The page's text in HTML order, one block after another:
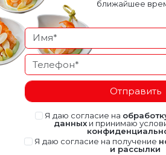
ближайшее
Отправить
Я даю согласие на
данныхи принимаю
Я даю согласие на получение
и рассылки